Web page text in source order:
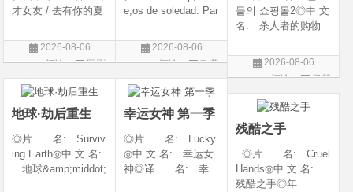
才女友 / 去有你的夏
年 代 2026◎
产 地 中国大陆
爱情◎语 言 汉
语普通话◎上映日期
2026-08-06
评论
国剧
e;os de soledad: Par
ears of Solitude/One
Hundred Years of So
寂/百年孤寂：第一
部(台)/百年孤
2026-08-06
评论
欧美
剧
들의 쇼핑몰2◎中 文
名: 杀人者的购物
A Shop for Killers S
2 / A Shop for Killers
代: 2026◎产
地: 韩国
2026-08-06
评论
日韩
剧
地球·劫后重生
◎片 名: Surviv
ing Earth◎中 文 名:
地球&amp;middot;
幸运女神 第一季
◎片 名: Lucky
◎中 文 名: 幸运女
神◎译 名: 幸
残酷之手
◎片 名: Cruel
Hands◎中 文 名:
残酷之手◎年